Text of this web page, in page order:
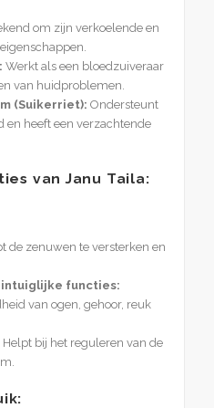
om zijn verkoelende en
Werkt als een bloedzuiveraar
van huidproblemen.
(Suikerriet): Ondersteunt
en heeft een verzachtende
van Janu Taila:
de zenuwen te versterken en
functies:
van ogen, gehoor, reuk
Helpt bij het reguleren van de